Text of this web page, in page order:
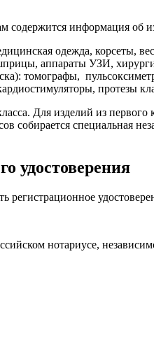
содержится информация об
одежда, корсеты,
аппараты УЗИ,
томографы,
протезы
Для изделий из
собирается специальная
удостоверения
регистрационное
нотариусе,